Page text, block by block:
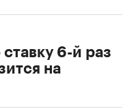
6-й раз
на